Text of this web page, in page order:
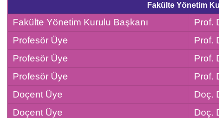
Fakülte Yönetim
Fakülte Yönetim Kurulu Başkanı
Prof.
Profesör Üye
Prof.
Profesör Üye
Prof.
Profesör Üye
Prof.
Doçent Üye
Doç.
Doçent Üye
Doç.